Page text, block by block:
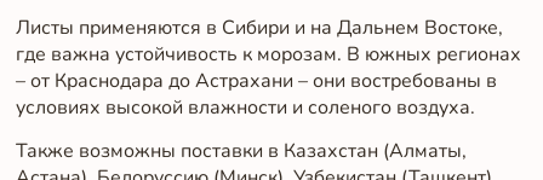
Листы применяются в Сибири и на Дальнем Востоке,
где важна устойчивость к морозам. В южных регионах
– от Краснодара до Астрахани – они востребованы в
условиях высокой влажности и соленого воздуха.
Также возможны поставки в Казахстан (Алматы,